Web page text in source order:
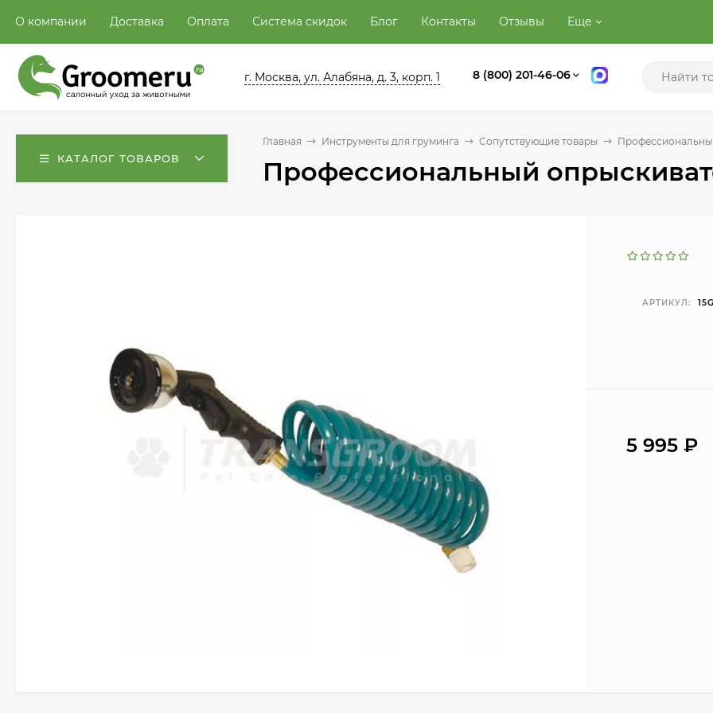
О компании Доставка Оплата Система скидок Блог Контакты Отзывы Еще
г. Москва, ул. Алабяна, д. 3, корп. 1 8 (800) 201-46-06
КАТАЛОГ ТОВАРОВ
Главная Инструменты для груминга Сопутствующие товары
Профессиональный
АРТИКУЛ:
5 995₽